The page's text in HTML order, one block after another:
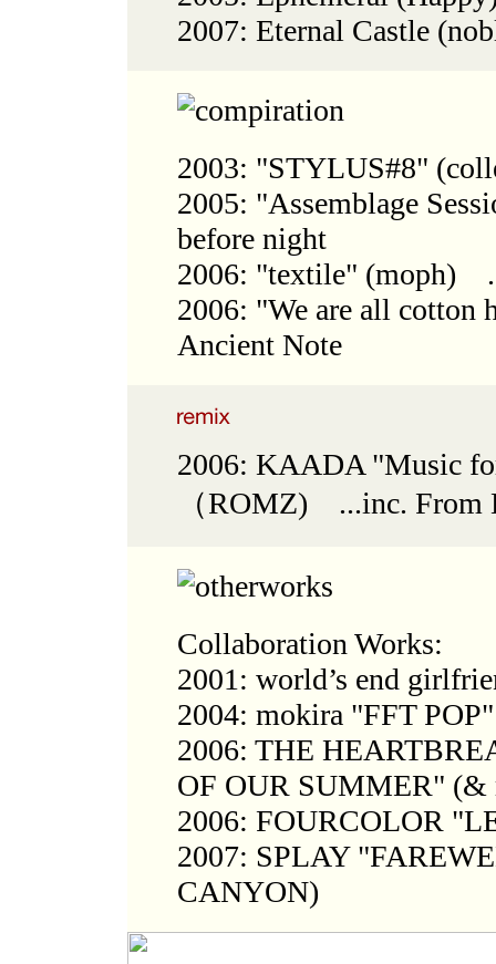
2007: Eternal Castle
2003: "STYLUS#8"
2005: "Assemblage
before night
2006: "textile" (moph)
2006: "We are all
Ancient Note
2006: KAADA "Music
（ROMZ) ...inc. From
Collaboration Works:
2001: world’s end
2004: mokira "FFT
2006: THE
OF OUR SUMMER" (&
2006: FOURCOLOR
2007: SPLAY
CANYON)